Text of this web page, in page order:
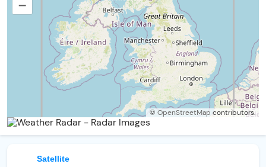
–
© OpenStreetMap contributors.
Satellite